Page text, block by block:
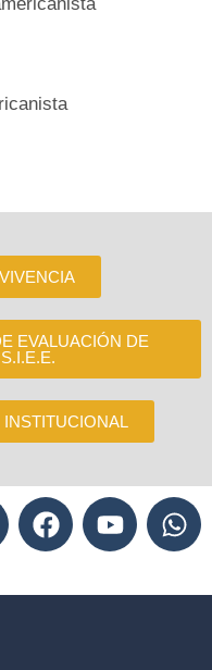
EVALUACIÓN DE